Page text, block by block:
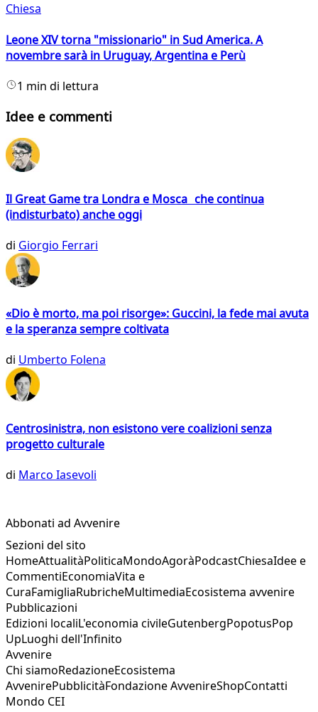
Chiesa
Leone XIV torna "missionario" in Sud America. A
novembre sarà in Uruguay, Argentina e Perù
1 min di lettura
Idee e commenti
Il Great Game tra Londra e Mosca che continua
(indisturbato) anche oggi
di Giorgio Ferrari
«Dio è morto, ma poi risorge»: Guccini, la fede mai avuta
e la speranza sempre coltivata
di Umberto Folena
Centrosinistra, non esistono vere coalizioni senza
progetto culturale
di Marco Iasevoli
Abbonati ad Avvenire
Sezioni del sito
HomeAttualitàPoliticaMondoAgoràPodcastChiesaIdee e
CommentiEconomiaVita e
CuraFamigliaRubricheMultimediaEcosistema avvenire
Pubblicazioni
Edizioni localiL'economia civileGutenbergPopotusPop
UpLuoghi dell'Infinito
Avvenire
Chi siamoRedazioneEcosistema
AvvenirePubblicitàFondazione AvvenireShopContatti
Mondo CEI